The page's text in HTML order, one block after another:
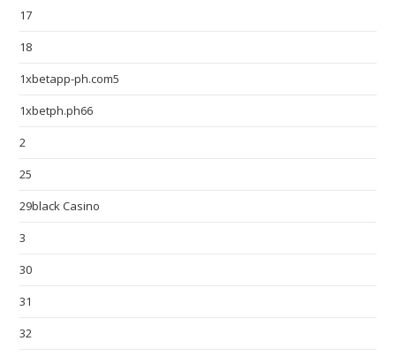
17
18
1xbetapp-ph.com5
1xbetph.ph66
2
25
29black Casino
3
30
31
32